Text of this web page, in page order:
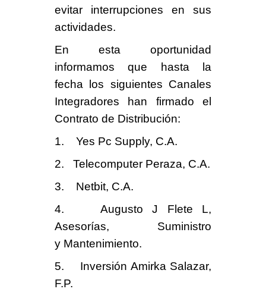
evitar interrupciones en sus
actividades.
En esta oportunidad
informamos que hasta la
fecha los siguientes Canales
Integradores han firmado el
Contrato de Distribución:
1. Yes Pc Supply, C.A.
2. Telecomputer Peraza, C.A.
3. Netbit, C.A.
4. Augusto J Flete L,
Asesorías, Suministro
y Mantenimiento.
5. Inversión Amirka Salazar,
F.P.